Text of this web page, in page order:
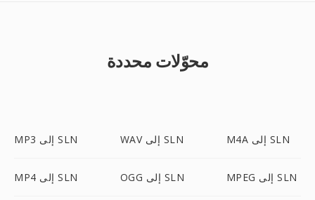
محوّلات محددة
MP3 إلى SLN WAV إلى SLN M4A إلى SLN
MP4 إلى SLN OGG إلى SLN MPEG إلى SLN